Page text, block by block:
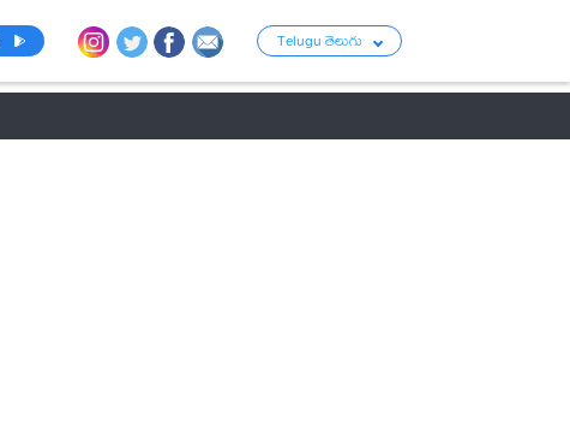
Telugu తెలుగు